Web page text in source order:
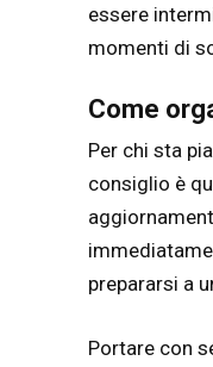
essere
momenti di
Come
Per chi sta
consiglio è
prepararsi a
Portare con